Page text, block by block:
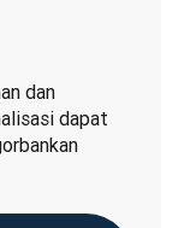
dan
dapat